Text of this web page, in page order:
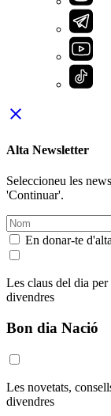
close
Alta Newsletter
Seleccioneu les
'Continuar'.
En donar-te
Les claus del dia
divendres
Bon dia Nació
Les novetats,
divendres